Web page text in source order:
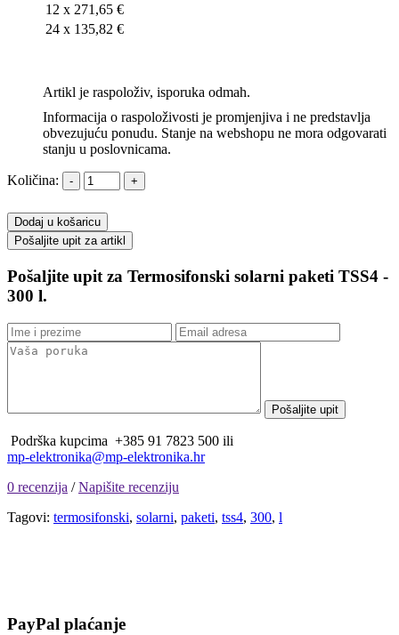
12 x 271,65 €
24 x 135,82 €
Artikl je raspoloživ, isporuka odmah.
Informacija o raspoloživosti je promjenjiva i ne predstavlja
obvezujuću ponudu. Stanje na webshopu ne mora odgovarati
stanju u poslovnicama.
Količina:
Dodaj u košaricu
Pošaljite upit za Termosifonski solarni paketi TSS4 -
300 l.
Podrška kupcima +385 91 7823 500 ili
mp-elektronika@mp-elektronika.hr
0 recenzija /Napišite recenziju
Tagovi: termosifonski, solarni, paketi, tss4, 300, l
PayPal plaćanje